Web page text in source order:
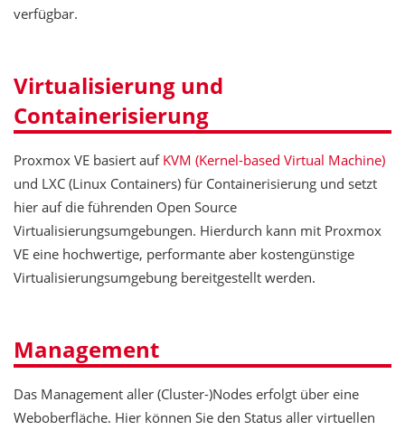
verfügbar.
Virtualisierung und
Containerisierung
Proxmox VE basiert auf KVM (Kernel-based Virtual Machine)
und LXC (Linux Containers) für Containerisierung und setzt
hier auf die führenden Open Source
Virtualisierungsumgebungen. Hierdurch kann mit Proxmox
VE eine hochwertige, performante aber kostengünstige
Virtualisierungsumgebung bereitgestellt werden.
Management
Das Management aller (Cluster-)Nodes erfolgt über eine
Weboberfläche. Hier können Sie den Status aller virtuellen